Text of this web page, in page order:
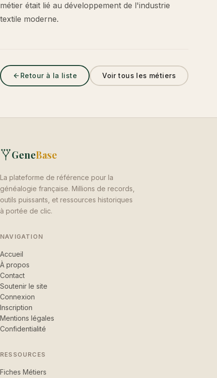
métier était lié au développement de l'industrie
textile moderne.
Retour à la liste Voir tous les métiers
GeneBase
La plateforme de référence pour la
généalogie française. Millions de records,
outils puissants, et ressources historiques
à portée de clic.
NAVIGATION
Accueil
À propos
Contact
Soutenir le site
Connexion
Inscription
Mentions légales
Confidentialité
RESSOURCES
Fiches Métiers